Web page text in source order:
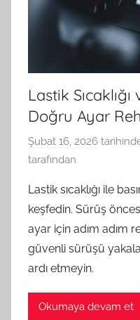
Lastik Sıcaklığı
Doğru Ayar
Şubat 16, 2026
tarafından
Lastik sıcaklığı ile
keşfedin. Sürüş
ayar için adım adım
güvenli sürüşü
ardı etmeyin.
Okumaya devam et